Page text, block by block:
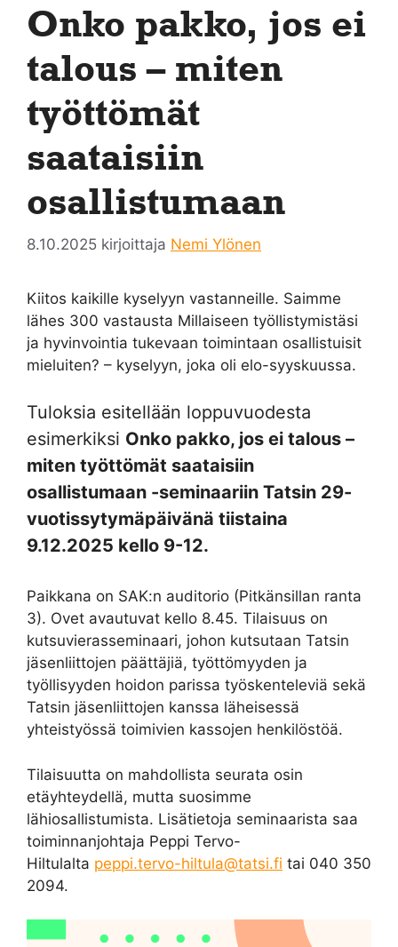
Onko pakko, jos ei
talous – miten
työttömät
saataisiin
osallistumaan
8.10.2025 kirjoittaja Nemi Ylönen
Kiitos kaikille kyselyyn vastanneille. Saimme
lähes 300 vastausta Millaiseen työllistymistäsi
ja hyvinvointia tukevaan toimintaan osallistuisit
mieluiten? – kyselyyn, joka oli elo-syyskuussa.
Tuloksia esitellään loppuvuodesta
esimerkiksi Onko pakko, jos ei talous –
miten työttömät saataisiin
osallistumaan -seminaariin Tatsin 29-
vuotissytymäpäivänä tiistaina
9.12.2025 kello 9-12.
Paikkana on SAK:n auditorio (Pitkänsillan ranta
3). Ovet avautuvat kello 8.45. Tilaisuus on
kutsuvierasseminaari, johon kutsutaan Tatsin
jäsenliittojen päättäjiä, työttömyyden ja
työllisyyden hoidon parissa työskenteleviä sekä
Tatsin jäsenliittojen kanssa läheisessä
yhteistyössä toimivien kassojen henkilöstöä.
Tilaisuutta on mahdollista seurata osin
etäyhteydellä, mutta suosimme
lähiosallistumista. Lisätietoja seminaarista saa
toiminnanjohtaja Peppi Tervo-
Hiltulalta peppi.tervo-hiltula@tatsi.fi tai 040 350
2094.